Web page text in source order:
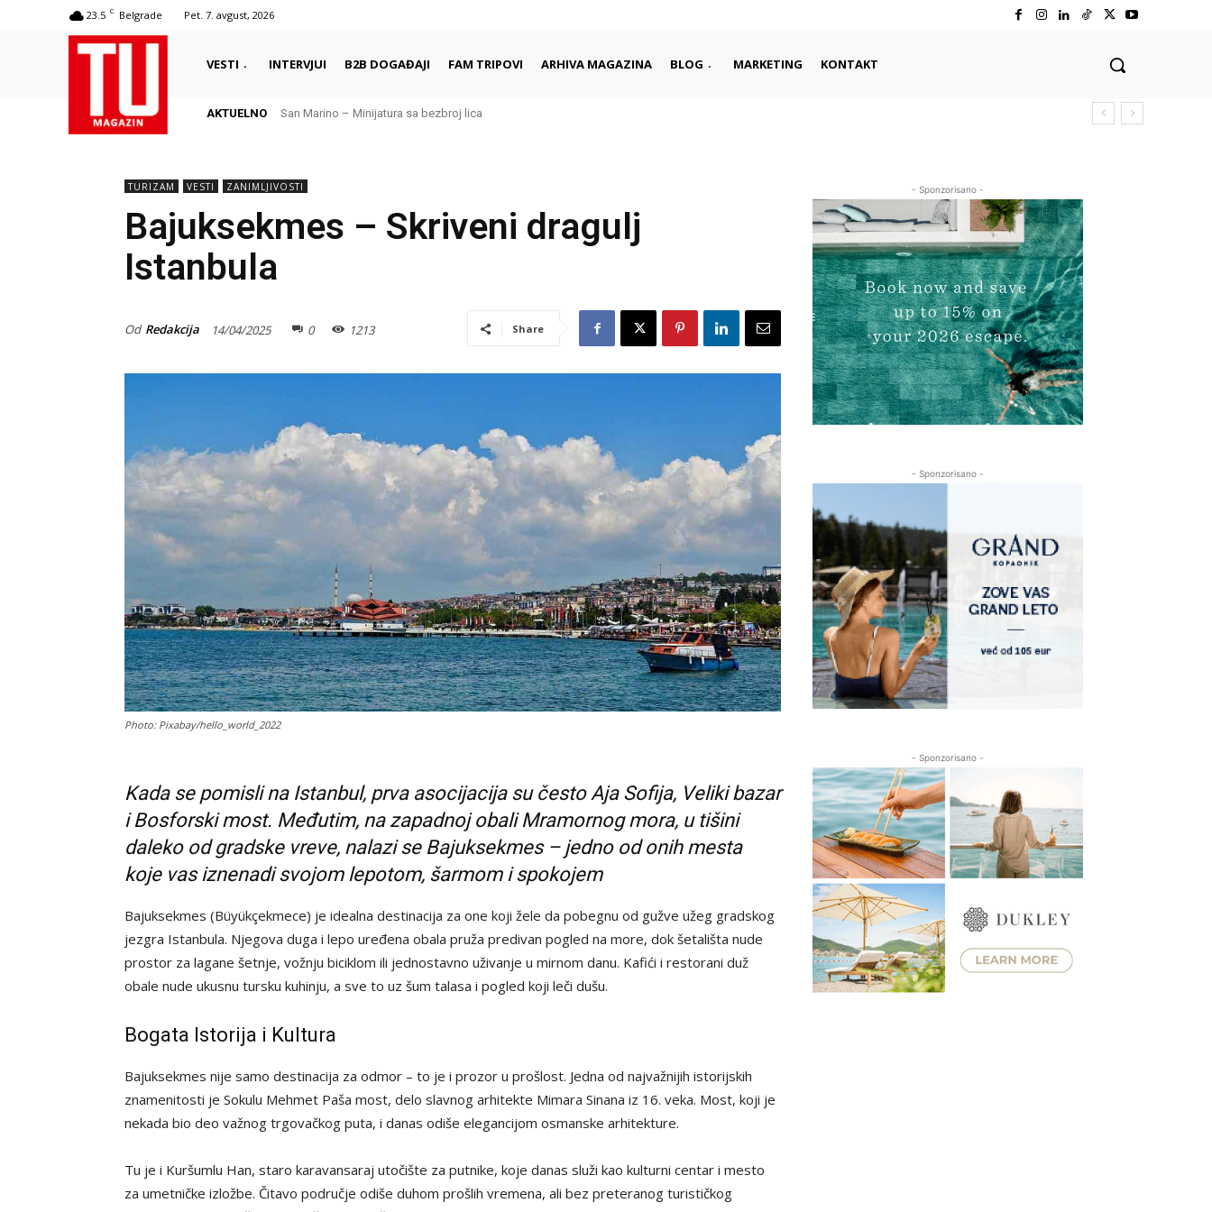
23.5 C Belgrade Pet. 7. avgust, 2026
VESTI INTERVJUI B2B DOGAĐAJI FAM TRIPOVI ARHIVA MAGAZINA BLOG MARKETING KONTAKT
AKTUELNO Local lore hunting – grad je najbolje upoznati kroz njegove ljude i tradiciju
San Marino – Minijatura sa bezbroj lica
TURIZAM VESTI ZANIMLJIVOSTI
Bajuksekmes – Skriveni dragulj
Istanbula
Od Redakcija 14/04/2025 0 1213 Share
Photo: Pixabay/hello_world_2022
Kada se pomisli na Istanbul, prva asocijacija su često Aja Sofija, Veliki bazar
i Bosforski most. Međutim, na zapadnoj obali Mramornog mora, u tišini
daleko od gradske vreve, nalazi se Bajuksekmes – jedno od onih mesta
koje vas iznenadi svojom lepotom, šarmom i spokojem
Bajuksekmes (Büyükçekmece) je idealna destinacija za one koji žele da pobegnu od gužve užeg gradskog
jezgra Istanbula. Njegova duga i lepo uređena obala pruža predivan pogled na more, dok šetališta nude
prostor za lagane šetnje, vožnju biciklom ili jednostavno uživanje u mirnom danu. Kafići i restorani duž
obale nude ukusnu tursku kuhinju, a sve to uz šum talasa i pogled koji leči dušu.
Bogata Istorija i Kultura
Bajuksekmes nije samo destinacija za odmor – to je i prozor u prošlost. Jedna od najvažnijih istorijskih
znamenitosti je Sokulu Mehmet Paša most, delo slavnog arhitekte Mimara Sinana iz 16. veka. Most, koji je
nekada bio deo važnog trgovačkog puta, i danas odiše elegancijom osmanske arhitekture.
Tu je i Kuršumlu Han, staro karavansaraj utočište za putnike, koje danas služi kao kulturni centar i mesto
za umetničke izložbe. Čitavo područje odiše duhom prošlih vremena, ali bez preteranog turističkog
- Sponzorisano -
- Sponzorisano -
- Sponzorisano -